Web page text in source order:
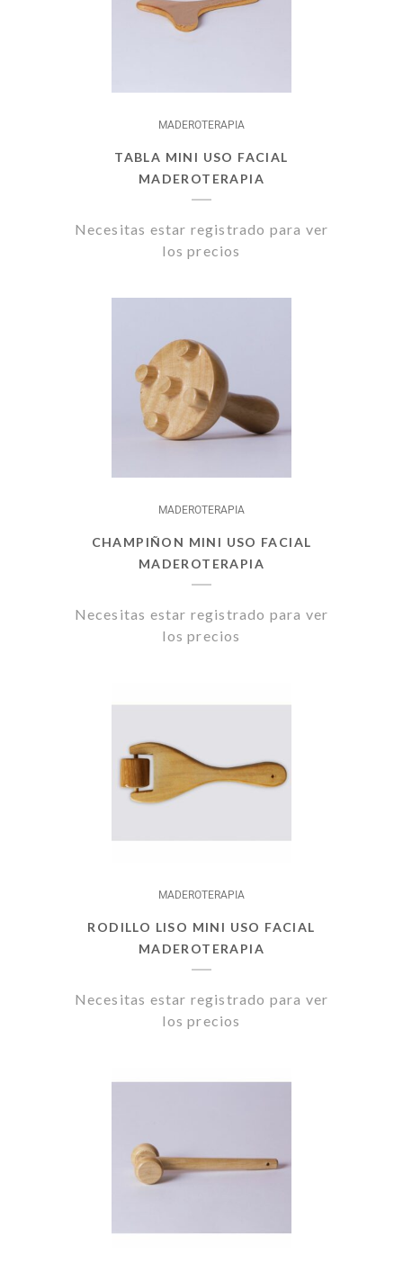
MADEROTERAPIA
TABLA MINI USO FACIAL
MADEROTERAPIA
Necesitas estar registrado para ver
los precios
MADEROTERAPIA
CHAMPIÑON MINI USO FACIAL
MADEROTERAPIA
Necesitas estar registrado para ver
los precios
MADEROTERAPIA
RODILLO LISO MINI USO FACIAL
MADEROTERAPIA
Necesitas estar registrado para ver
los precios